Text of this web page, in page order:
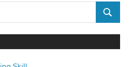
SEARCH